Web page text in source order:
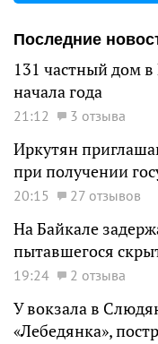
Последние
131 частный дом в
начала года
21:12 3 отзыва
Иркутян
при получении
20:15 27 отзывов
На Байкале
пытавшегося
19:24 2 отзыва
У вокзала в
«Лебедянка»,